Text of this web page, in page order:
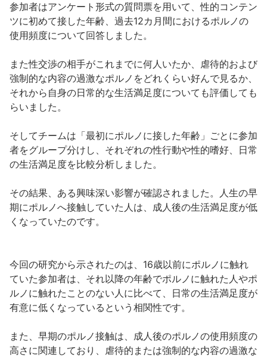
参加者はアンケート形式の質問票を用いて、性的コンテン
ツに初めて接した年齢、過去12カ月間におけるポルノの
使用頻度について回答しました。
また性交渉の相手がこれまでに何人いたか、虐待的および
強制的な内容の過激なポルノをどれくらい好んで見るか、
それから自身の日常的な生活満足度についても評価しても
らいました。
そしてチームは「最初にポルノに接した年齢」ごとに参加
者をグループ分けし、それぞれの性行動や性的嗜好、日常
の生活満足度を比較分析しました。
その結果、ある興味深い影響が確認されました。人生の早
期にポルノへ接触していた人は、成人後の生活満足度が低
くなっていたのです。
今回の研究から示されたのは、16歳以前にポルノに触れ
ていた参加者は、それ以降の年齢でポルノに触れた人やポ
ルノに触れたことのない人に比べて、日常の生活満足度が
有意に低くなっているという相関性です。
また、早期のポルノ接触は、成人後のポルノの使用頻度の
高さに関連しており、虐待的または強制的な内容の過激な